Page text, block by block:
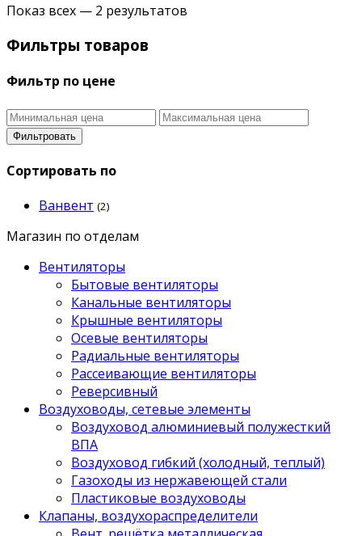
Показ всех — 2 результатов
Фильтры товаров
Фильтр по цене
Фильтровать
Сортировать по
Ванвент (2)
Магазин по отделам
Вентиляторы
Бытовые вентиляторы
Канальные вентиляторы
Крышные вентиляторы
Осевые вентиляторы
Радиальные вентиляторы
Рассеивающие вентиляторы
Реверсивный
Воздуховоды, сетевые элементы
Воздуховод алюминиевый полужесткий
ВПА
Воздуховод гибкий (холодный, теплый)
Газоходы из нержавеющей стали
Пластиковые воздуховоды
Клапаны, воздухораспределители